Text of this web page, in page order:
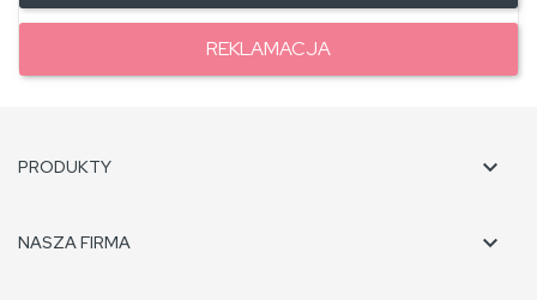
REKLAMACJA
PRODUKTY 
NASZA FIRMA 